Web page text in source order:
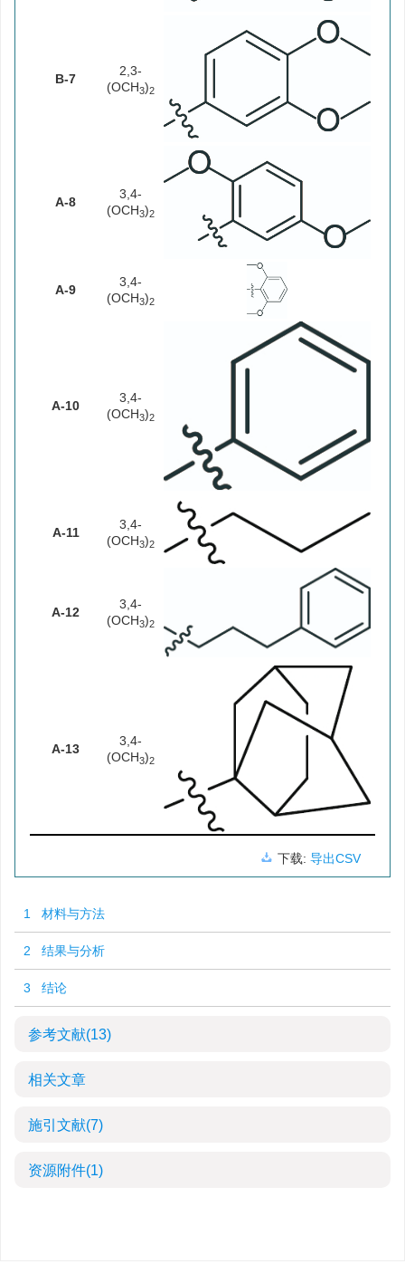
B-7
2,3-
(OCH3)2
A-8
3,4-
(OCH3)2
A-9
3,4-
(OCH3)2
A-10
3,4-
(OCH3)2
A-11
3,4-
(OCH3)2
A-12
3,4-
(OCH3)2
A-13
3,4-
(OCH3)2
下载: 导出CSV
1 材料与方法
2 结果与分析
3 结论
参考文献(13)
相关文章
施引文献(7)
资源附件(1)